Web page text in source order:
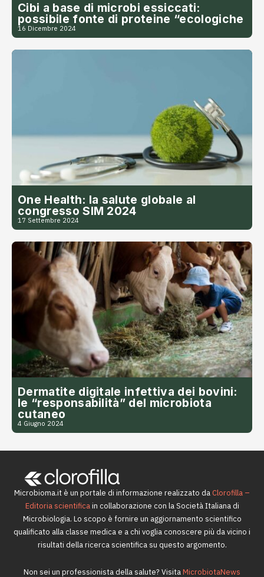
Cibi a base di microbi essiccati:
possibile fonte di proteine “ecologiche
16 Dicembre 2024
One Health: la salute globale al
congresso SIM 2024
17 Settembre 2024
Dermatite digitale infettiva dei bovini:
le “responsabilità” del microbiota
cutaneo
4 Giugno 2024
Microbioma.it è un portale di informazione realizzato daClorofilla –
Editoria scientificain collaborazione con la Società Italiana di
Microbiologia. Lo scopo è fornire un aggiornamento scientifico
qualificato alla classe medica e a chi voglia conoscere più da vicino i
risultati della ricerca scientifica su questo argomento.
Non sei un professionista della salute? VisitaMicrobiotaNews